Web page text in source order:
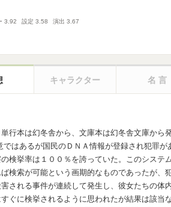
3.92 設定 3.58 演出 3.67
キャラクター 名言
行本は幻冬舎から、文庫本は幻冬舎文庫から
はあるが国民のＤＮＡ情報が登録され犯罪が
検挙率は１００％を誇っていた。このシステ
検索が可能という画期的なものであったが、
される事件が連続して発生し、彼女たちの体
ぐに検挙されるように思われたが結果は該当